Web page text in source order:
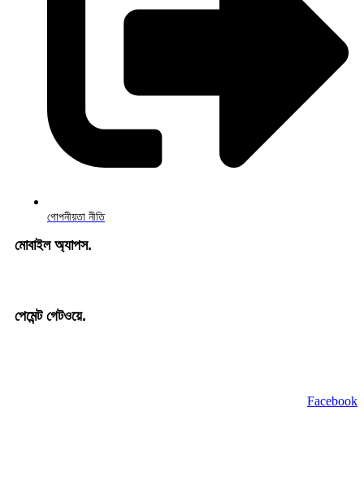
গোপনীয়তা নীতি
মোবাইল অ্যাপস.
পেমেন্ট গেটওয়ে.
Facebook